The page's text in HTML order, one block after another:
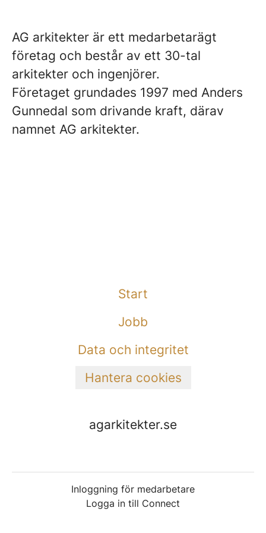
AG arkitekter är ett medarbetarägt
företag och består av ett 30-tal
arkitekter och ingenjörer.
Företaget grundades 1997 med Anders
Gunnedal som drivande kraft, därav
namnet AG arkitekter.
Start
Jobb
Data och integritet
Hantera cookies
agarkitekter.se
Inloggning för medarbetare
Logga in till Connect